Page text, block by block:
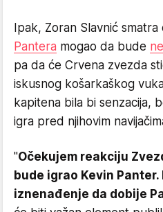
Ipak, Zoran Slavnić smatra
Pantera mogao da bude
pa da će Crvena zvezda
iskusnog košarkaškog
kapitena bila bi senzacija,
igra pred njihovim
"Očekujem reakciju
bude igrao Kevin Panter.
iznenađenje da dobije